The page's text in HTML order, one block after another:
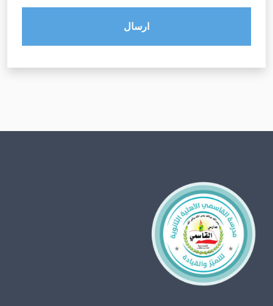
ارسال